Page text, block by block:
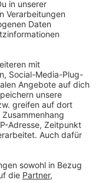
Einsätzen. Ihr
Bäume gibt.
dem
Glockenspitz